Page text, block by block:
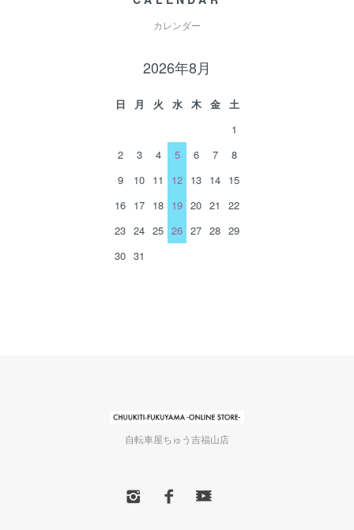
カレンダー
2026年8月
日 月 火 水 木 金
土
1
2
3 4 5 6 7
8
9
10 11 12 13 14 15
16 17 18 19 20 21
22
23 24 25 26 27 28 29
30 31
自転車屋ちゅう吉福山店